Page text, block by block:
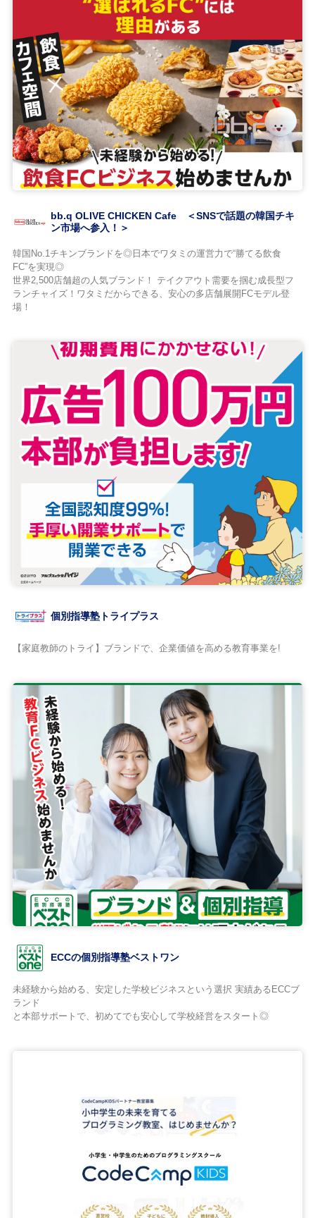
bb.q OLIVE CHICKEN Cafe ＜SNSで話題の韓国チキ
ン市場へ参入！＞
韓国No.1チキンブランドを◎日本でワタミの運営力で“勝てる飲食
FC”を実現◎
世界2,500店舗超の人気ブランド！ テイクアウト需要を掴む成長型フ
ランチャイズ！ワタミだからできる、安心の多店舗展開FCモデル登
場！
個別指導塾トライプラス
【家庭教師のトライ】ブランドで、企業価値を高める教育事業を!
ECCの個別指導塾ベストワン
未経験から始める、安定した学校ビジネスという選択 実績あるECCブ
ランド
と本部サポートで、初めてでも安心して学校経営をスタート◎